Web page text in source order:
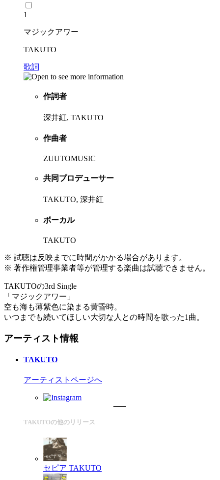
1
マジックアワー
TAKUTO
歌詞
作詞者
深井紅, TAKUTO
作曲者
ZUUTOMUSIC
共同プロデューサー
TAKUTO, 深井紅
ボーカル
TAKUTO
※ 試聴は反映までに時間がかかる場合があります。
※ 著作権管理事業者等が管理する楽曲は試聴できません。
TAKUTOの3rd Single
「マジックアワー」
空も海も薄紫色に染まる黄昏時。
いつまでも続いてほしい大切な人との時間を歌った1曲。
アーティスト情報
TAKUTO
アーティストページへ
TAKUTOの他のリリース
セピア TAKUTO